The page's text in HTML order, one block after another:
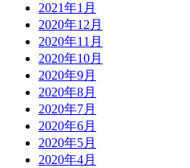
2021年1月
2020年12月
2020年11月
2020年10月
2020年9月
2020年8月
2020年7月
2020年6月
2020年5月
2020年4月